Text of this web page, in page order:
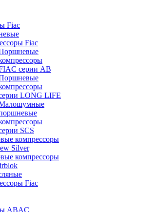
Fiac
Fiac
серии AB
LONG LIFE
SCS
компрессоры
Silver
компрессоры
Fiac
ABAC